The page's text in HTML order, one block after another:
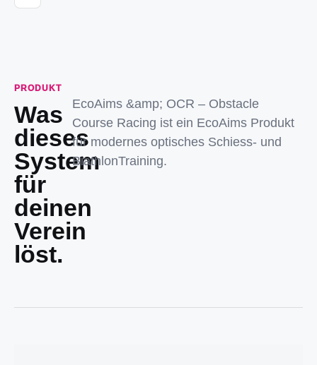
PRODUKT
Was
dieses
System
für
deinen
Verein
löst.
EcoAims &amp; OCR – Obstacle
Course Racing ist ein EcoAims Produkt
für modernes optisches Schiess- und
BiathlonTraining.